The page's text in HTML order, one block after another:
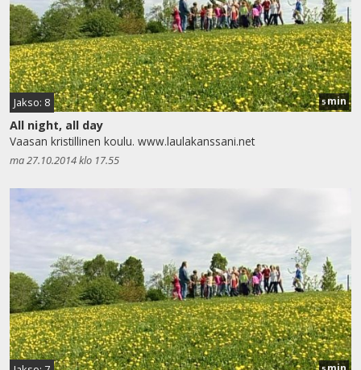
Jakso: 8 5min
All night, all day
Vaasan kristillinen koulu. www.laulakanssani.net
ma 27.10.2014 klo 17.55